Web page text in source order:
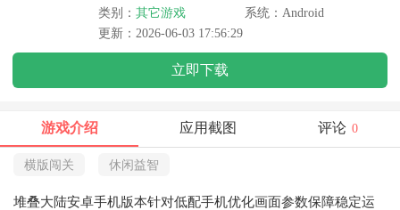
类别： 其它游戏
系统：Android
更新：2026-06-03 17:56:29
立即下载
游戏介绍 应用截图 评论 0
横版闯关 休闲益智
堆叠大陆安卓手机版本针对低配手机优化画面参数保障稳定运